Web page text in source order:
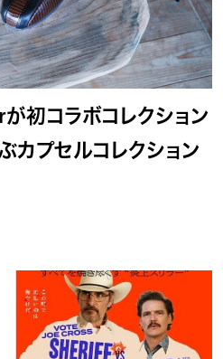
初コラボコレクション
カプセルコレクション